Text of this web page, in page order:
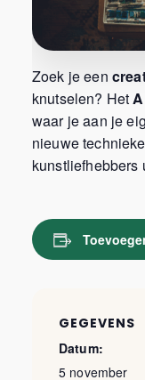
Zoek je een
knutselen? Het
waar je aan je
nieuwe
kunstliefhebbers
GEGEVENS
Datum:
5 november